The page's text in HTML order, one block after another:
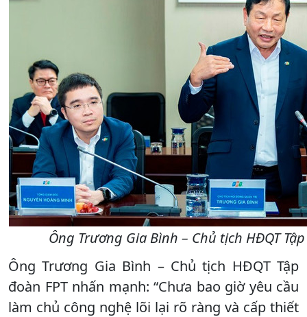
Ông Trương Gia Bình – Chủ tịch HĐQT
Ông Trương Gia Bình – Chủ tịch HĐQT Tập
đoàn FPT nhấn mạnh: “Chưa bao giờ yêu cầu
làm chủ công nghệ lõi lại rõ ràng và cấp thiết